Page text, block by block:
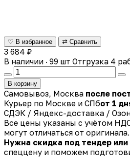
♡ В избранное ⇄ Сравнить
3 684 ₽
В наличии · 99 шт Отгрузка 4
В корзину
Самовывоз, Москва после
Курьер по Москве и СПбот 1
СДЭК / Яндекс-доставка /
Все цены указаны с учётом
могут отличаться от оригинала.
Нужна скидка под тендер
спеццену и поможем